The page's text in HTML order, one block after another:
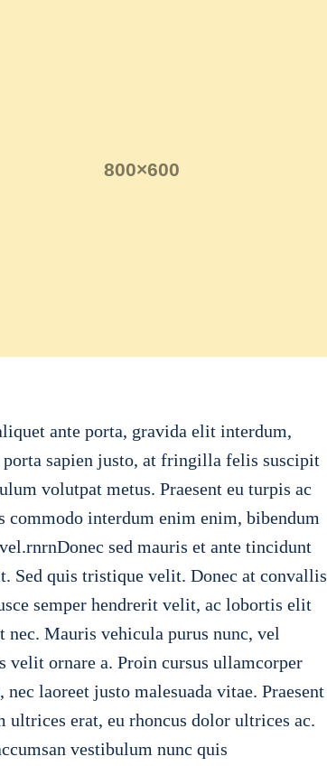
ante porta, gravida elit interdum,
porta sapien justo, at fringilla felis suscipit
volutpat metus. Praesent eu turpis ac
commodo interdum enim enim, bibendum
sed mauris et ante tincidunt
Sed quis tristique velit. Donec at convallis
semper hendrerit velit, ac lobortis elit
nec. Mauris vehicula purus nunc, vel
velit ornare a. Proin cursus ullamcorper
nec laoreet justo malesuada vitae. Praesent
ultrices erat, eu rhoncus dolor ultrices ac.
vestibulum nunc quis